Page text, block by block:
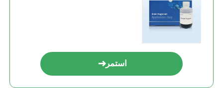
استمر